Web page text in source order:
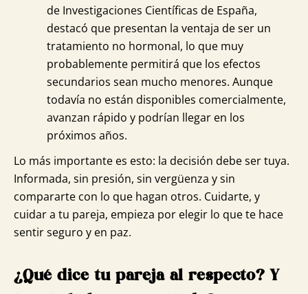
de Investigaciones Científicas de España,
destacó que presentan la ventaja de ser un
tratamiento no hormonal, lo que muy
probablemente permitirá que los efectos
secundarios sean mucho menores. Aunque
todavía no están disponibles comercialmente,
avanzan rápido y podrían llegar en los
próximos años.
Lo más importante es esto: la decisión debe ser tuya.
Informada, sin presión, sin vergüenza y sin
compararte con lo que hagan otros. Cuidarte, y
cuidar a tu pareja, empieza por elegir lo que te hace
sentir seguro y en paz.
¿Qué dice tu pareja al respecto? Y